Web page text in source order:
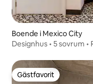
Boende i Mexico City
Designhus • 5 sovrum
Gästfavorit
Gästfavorit